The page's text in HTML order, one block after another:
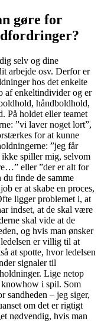
gøre for
selv og dine
arbejde osv. Derfor er
hos det enkelte
af enkeltindivider og er
håndboldhold,
På holdet eller teamet
”vi laver noget lort”,
for at kunne
”jeg får
ikke spiller mig, selvom
eller ”der er alt for
finde de samme
er at skabe en proces,
ligger problemet i, at
indset, at de skal være
skal vide at de
og hvis man ønsker
er villig til at
at spotte, hvor ledelsen
signaler til
Lige netop
knowhow i spil. Som
sandheden – jeg siger,
om det er rigtigt
nødvendig, hvis man